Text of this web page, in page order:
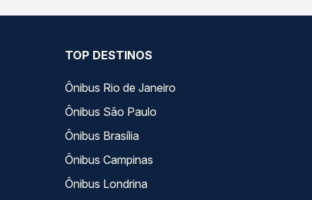
TOP DESTINOS
Ônibus Rio de Janeiro
Ônibus São Paulo
Ônibus Brasília
Ônibus Campinas
Ônibus Londrina